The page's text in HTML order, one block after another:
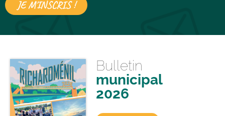
Bulletin
municipal
2026